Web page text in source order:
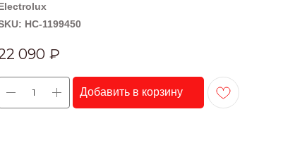
НС-1199450
090 ₽
Добавить в корзину